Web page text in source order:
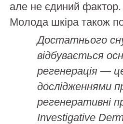
але не єдиний фактор.
Молода шкіра також
Достатнього
відбувається
регенерація —
дослідженнями
регенеративні
Investigative